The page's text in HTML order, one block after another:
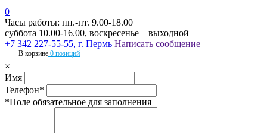
0
Часы работы: пн.-пт. 9.00-18.00
суббота 10.00-16.00, воскресенье – выходной
+7 342 227-55-55, г. Пермь Написать сообщение
В корзине 0 позиций
×
Имя
Телефон*
*Поле обязательное для заполнения